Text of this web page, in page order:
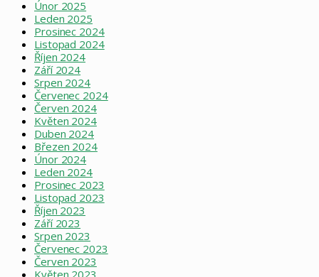
Únor 2025
Leden 2025
Prosinec 2024
Listopad 2024
Říjen 2024
Září 2024
Srpen 2024
Červenec 2024
Červen 2024
Květen 2024
Duben 2024
Březen 2024
Únor 2024
Leden 2024
Prosinec 2023
Listopad 2023
Říjen 2023
Září 2023
Srpen 2023
Červenec 2023
Červen 2023
Květen 2023